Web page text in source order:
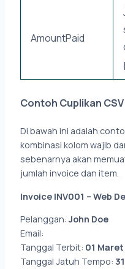
AmountPaid
Contoh Cuplikan CSV
Di bawah ini adalah
kombinasi kolom wajib
sebenarnya akan
jumlah invoice dan item.
Invoice INV001 – Web
Pelanggan:John Doe
Email:
Tanggal Terbit: 01
Tanggal Jatuh Tempo: